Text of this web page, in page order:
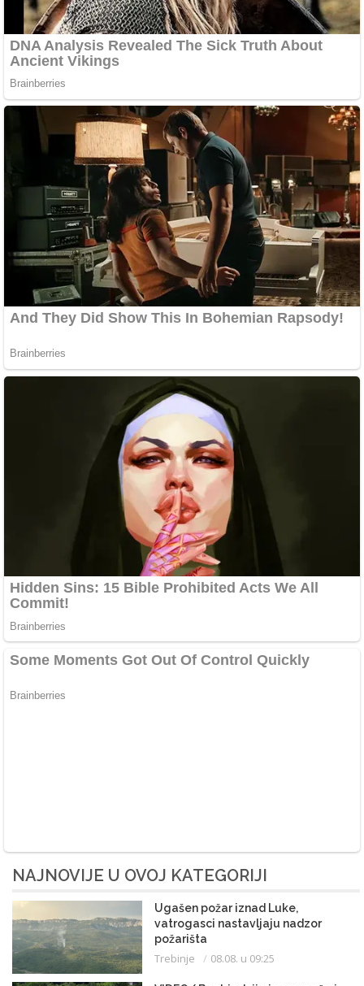
NAJNOVIJE U OVOJ KATEGORIJI
Ugašen požar iznad Luke,
vatrogasci nastavljaju nadzor
požarišta
Trebinje 08.08. u 09:25